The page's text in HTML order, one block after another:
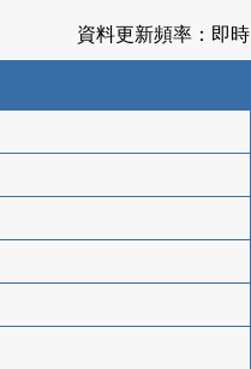
資料更新頻率：即時